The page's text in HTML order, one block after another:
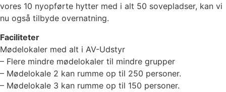
vores 10 nyopførte hytter med i alt 50 sovepladser, kan vi
nu også tilbyde overnatning.
Faciliteter
Mødelokaler med alt i AV-Udstyr
– Flere mindre mødelokaler til mindre grupper
– Mødelokale 2 kan rumme op til 250 personer.
– Mødelokale 3 kan rumme op til 150 personer.